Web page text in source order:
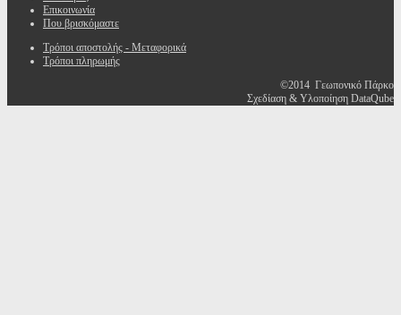
Επικοινωνία
Που βρισκόμαστε
Τρόποι αποστολής - Μεταφορικά
Τρόποι πληρωμής
©2014 Γεωπονικό Πάρκο
Σχεδίαση & Υλοποίηση DataQube